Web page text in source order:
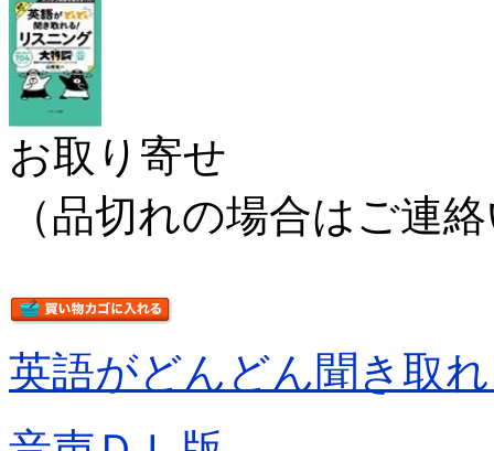
お取り寄せ
（品切れの場合はご連
英語がどんどん聞き取